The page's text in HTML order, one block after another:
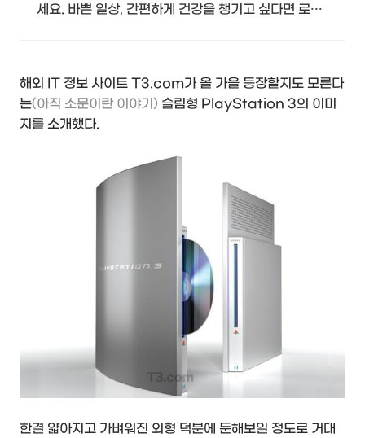
세요. 바쁜 일상, 간편하게 건강을 챙기고 싶다면 로켓
해외 IT 정보 사이트 T3.com가 올 가을 등장할지도 모른다
는(아직 소문이란 이야기) 슬림형 PlayStation 3의 이미
지를 소개했다.
한결 얇아지고 가벼워진 외형 덕분에 둔해보일 정도로 거대